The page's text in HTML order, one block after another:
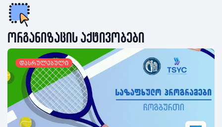
ორგანიზაცის აქტივობები
დასრულებული